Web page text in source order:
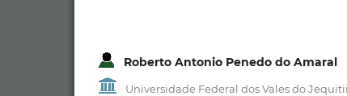
Roberto Antonio Penedo do Amaral
Universidade Federal dos Vales do